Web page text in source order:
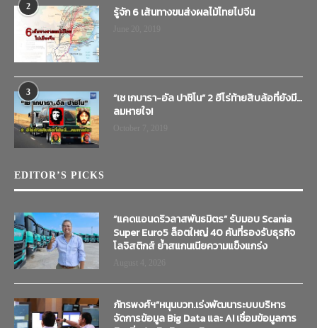
2 รู้จัก 6 เส้นทางขนส่งผลไม้ไทยไปจีน
3
“เช เกบารา-อัล ปาชิโน” 2 ฮีโร่ท้ายสิบล้อที่ยังมี…
ลมหายใจ!
EDITOR’S PICKS
“แคดแอนดริวลาสพันธมิตร” รับมอบ Scania
Super Euro5 ล็อตใหญ่ 40 คันที่รองรับธุรกิจ
โลจิสติกส์ ย้ำสแกนเนียความแข็งแกร่ง
ภัทรพงศ์ฯ”หนุนบวท.เร่งพัฒนาระบบบริหาร
จัดการข้อมูล Big Data และ AI เชื่อมข้อมูลการ